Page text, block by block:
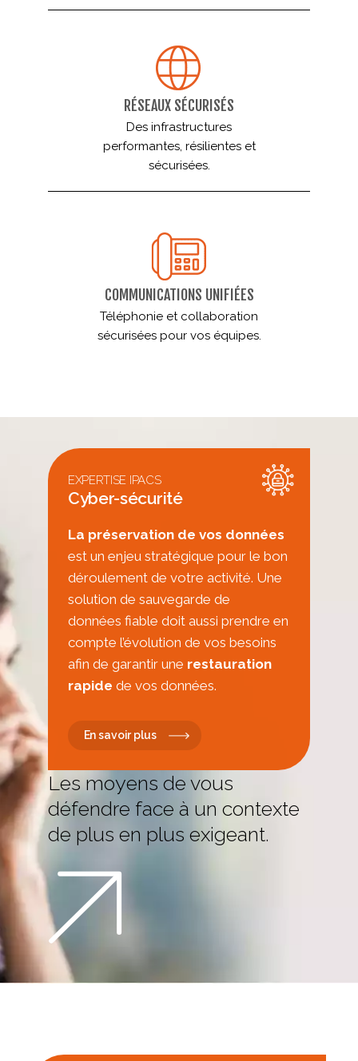
RÉSEAUX SÉCURISÉS
Des infrastructures
performantes, résilientes et
sécurisées.
COMMUNICATIONS UNIFIÉES
Téléphonie et collaboration
sécurisées pour vos équipes.
EXPERTISE IPACS
Cyber-sécurité
La préservation de vos données
est un enjeu stratégique pour le bon
déroulement de votre activité. Une
solution de sauvegarde de
données fiable doit aussi prendre en
compte l’évolution de vos besoins
afin de garantir une restauration
rapide de vos données.
En savoir plus
Les moyens de vous
défendre face à un contexte
de plus en plus exigeant.